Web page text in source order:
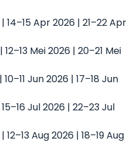
Apr 2026 | 21–22 Apr
Mei 2026 | 20–21 Mei
Jun 2026 | 17–18 Jun
Jul 2026 | 22–23 Jul
Aug 2026 | 18–19 Aug